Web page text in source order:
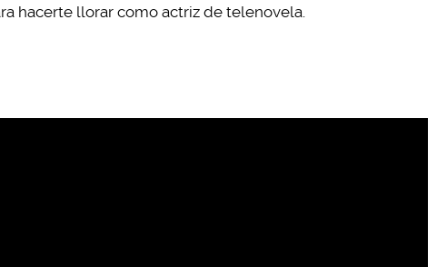
hacerte llorar como actriz de telenovela.